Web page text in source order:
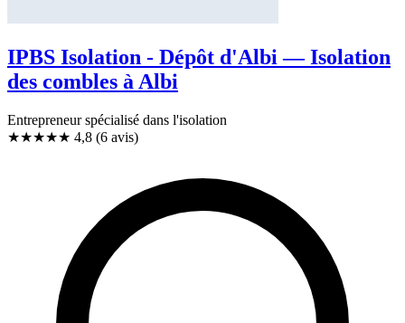
IPBS Isolation - Dépôt d'Albi — Isolation
des combles à Albi
Entrepreneur spécialisé dans l'isolation
★★★★★ 4,8 (6 avis)